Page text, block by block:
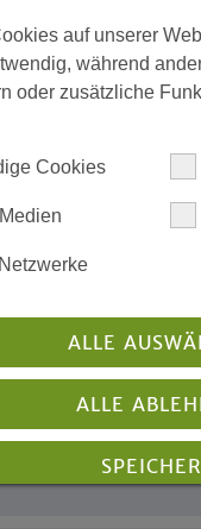
des
wir unseren
am 19.03.2020
in die
X lädt ein
auf unserer
während
oder zusätzliche
Cookies
ALLE
ALLE